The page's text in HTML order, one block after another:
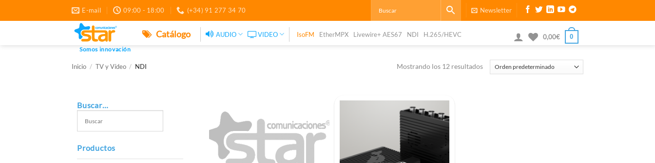
contenido
E-mail 09:00 - 18:00 (+34) 91 277 34 70 Newsletter
Somos innovación
Catálogo AUDIO VIDEO IsoFM EtherMPX Livewire+ AES67 NDI H.265/HEVC 0,00€ 0
Inicio / TV y Vídeo / NDI Mostrando los 12 resultados
Buscar…
Productos